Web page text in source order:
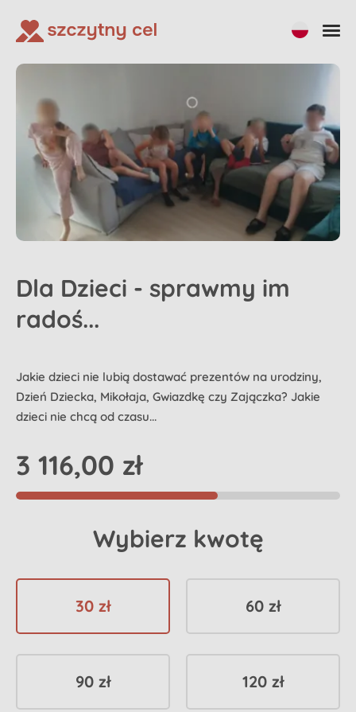
Dla Dzieci - sprawmy im
radoś...
Jakie dzieci nie lubią dostawać prezentów na urodziny,
Dzień Dziecka, Mikołaja, Gwiazdkę czy Zajączka? Jakie
dzieci nie chcą od czasu...
3 116,00 zł
Wybierz kwotę
30 zł 60 zł
90 zł 120 zł